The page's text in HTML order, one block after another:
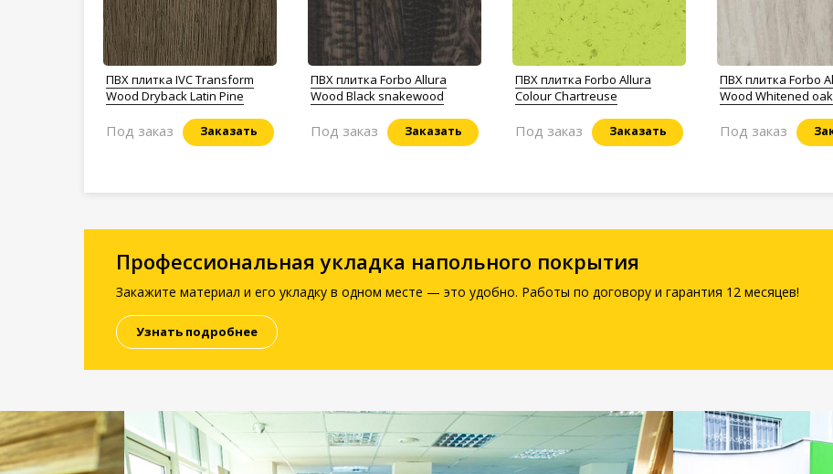
ПВХ плитка IVC Transform
Wood Dryback Latin Pine
Заказать
Под заказ
ПВХ плитка Forbo Allura
Wood Black snakewood
Заказать
Под заказ
ПВХ плитка Forbo Allura
Colour Chartreuse
Заказать
Под заказ
ПВХ плитка Forbo
Wood Whitened oak
Под заказ
Профессиональная укладка напольного покрытия
Закажите материал и его укладку в одном месте — это удобно. Работы по договору и гарантия 12 месяцев!
Узнать подробнее